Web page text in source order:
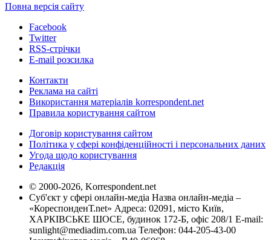
Повна версія сайту
Facebook
Twitter
RSS-стрічки
E-mail розсилка
Контакти
Реклама на сайті
Використання матеріалів korrespondent.net
Правила користування сайтом
Договір користування сайтом
Політика у сфері конфіденційності і персональних даних
Угода щодо користування
Редакція
© 2000-2026, Korrespondent.net
Суб'єкт у сфері онлайн-медіа Назва онлайн-медіа –
«КореспонденТ.net» Адреса: 02091, місто Київ,
ХАРКІВСЬКЕ ШОСЕ, будинок 172-Б, офіс 208/1 E-mail:
sunlight@mediadim.com.ua Телефон: 044-205-43-00